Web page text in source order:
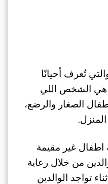
تُعرف أحيانًا
هي الشخص اللي
الصغار والرضع،
اطفال غير مقيمة
من خلال رعاية
تواجد الوالدين